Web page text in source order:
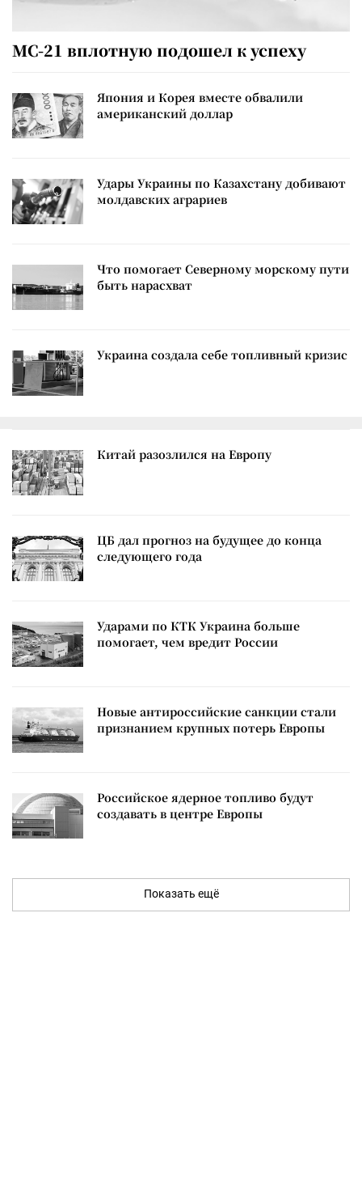
МС-21 вплотную подошел к успеху
Япония и Корея вместе обвалили
американский доллар
Удары Украины по Казахстану добивают
молдавских аграриев
Что помогает Северному морскому пути
быть нарасхват
Украина создала себе топливный кризис
Китай разозлился на Европу
ЦБ дал прогноз на будущее до конца
следующего года
Ударами по КТК Украина больше
помогает, чем вредит России
Новые антироссийские санкции стали
признанием крупных потерь Европы
Российское ядерное топливо будут
создавать в центре Европы
Показать ещё